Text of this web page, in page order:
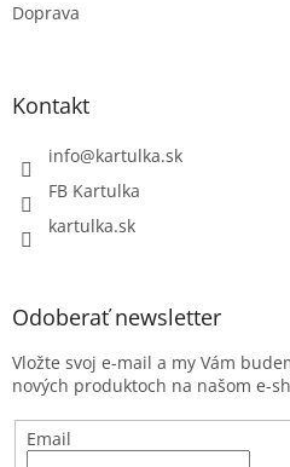
Doprava
Kontakt
info@kartulka.sk
FB Kartulka
kartulka.sk
Odoberať newsletter
Vložte svoj e-mail a my Vám
nových produktoch na našom e-
Email